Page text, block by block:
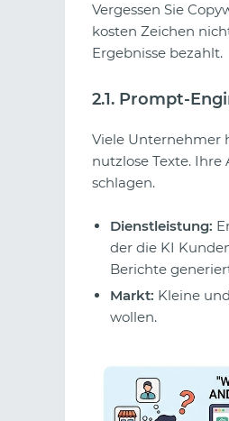
Vergessen Sie
kosten Zeichen
Ergebnisse bezahlt.
2.1. Prompt-
Viele Unternehmer
nutzlose Texte.
schlagen.
Dienstleistung:
der die KI
Berichte
Markt: Kleine
wollen.